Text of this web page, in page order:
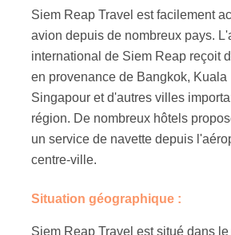
Siem Reap Travel est facilement
avion depuis de nombreux pays.
international de Siem Reap reçoit
en provenance de Bangkok, Kuala
Singapour et d'autres villes
région. De nombreux hôtels
un service de navette depuis
centre-ville.
Situation géographique :
Siem Reap Travel est situé dans